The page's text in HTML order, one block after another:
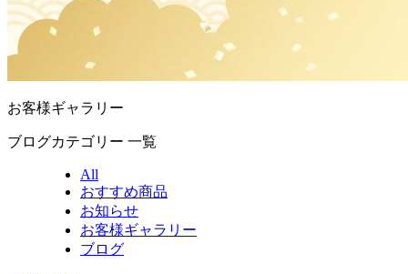
お客様ギャラリー
ブログカテゴリー 一覧
All
おすすめ商品
お知らせ
お客様ギャラリー
ブログ